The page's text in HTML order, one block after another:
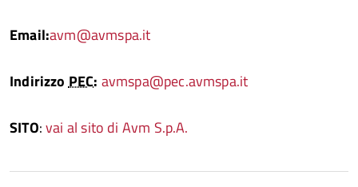
Email:avm@avmspa.it
IndirizzoPEC: avmspa@pec.avmspa.it
SITO:vai al sito di Avm S.p.A.